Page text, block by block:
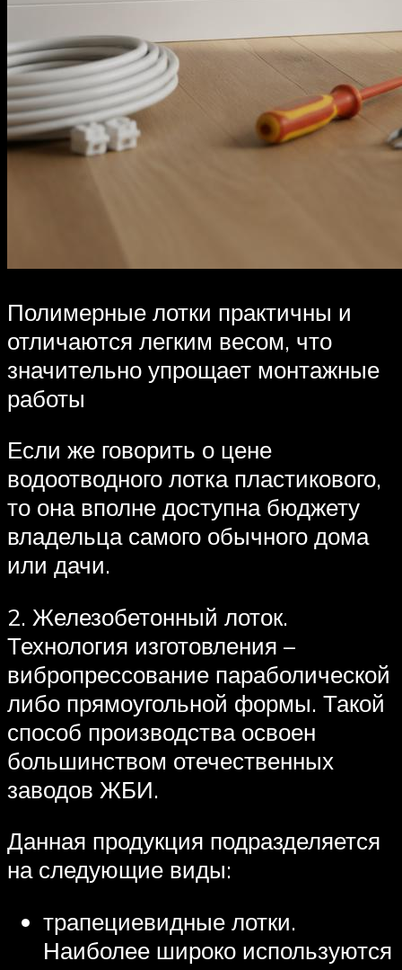
Полимерные лотки практичны и
отличаются легким весом, что
значительно упрощает монтажные
работы
Если же говорить о цене
водоотводного лотка пластикового,
то она вполне доступна бюджету
владельца самого обычного дома
или дачи.
2. Железобетонный лоток.
Технология изготовления –
вибропрессование параболической
либо прямоугольной формы. Такой
способ производства освоен
большинством отечественных
заводов ЖБИ.
Данная продукция подразделяется
на следующие виды:
трапециевидные лотки.
Наиболее широко используются